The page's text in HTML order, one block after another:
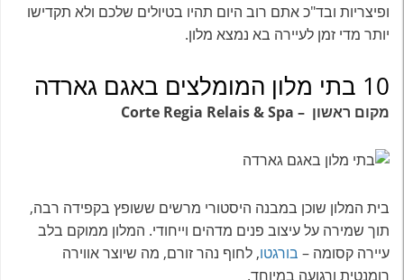
ופיצריות ובד"כ אתם רוב היום תהיו בטיולים שלכם ולא תקדישו
יותר מדי זמן לעיירה בא נמצא מלון.
10 בתי מלון המומלצים באגם גארדה
מקום ראשון – Corte Regia Relais & Spa
בית המלון שוכן במבנה היסטורי מרשים ששופץ בקפידה רבה,
תוך שמירה על עיצוב פנים מדהים וייחודי. המלון ממוקם בלב
עיירה קסומה – בורגטו, לחוף נהר זורם, מה שיוצר אווירה
רומנטית ורגועה במיוחד.